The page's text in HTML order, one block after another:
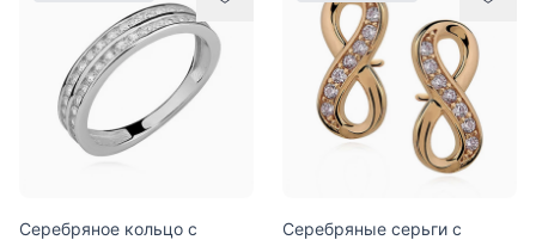
Серебряное кольцо с
Серебряные серьги с